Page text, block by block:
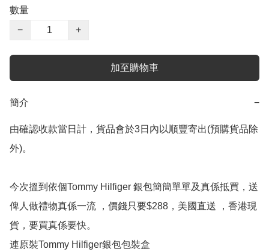
數量
−
+
加至購物車
簡介 −
由確認收款當日計，貨品會於3日內以順豐寄出(預購貨品除
外)。
今次搵到依個Tommy Hilfiger 銀包簡簡單單及真係抵買，送
俾人做禮物真係一流 ，價錢只要$288，美國直送 ，香港現
貨，要買真係要快。
連原裝Tommy Hilfiger銀包包裝盒